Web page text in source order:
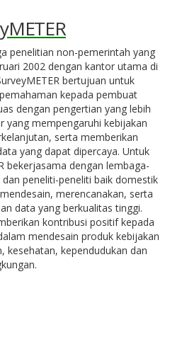
penelitian non-pemerintah yang
2002 dengan kantor utama di
bertujuan untuk
kepada pembuat
dengan pengertian yang lebih
mempengaruhi kebijakan
serta memberikan
yang dapat dipercaya. Untuk
bekerjasama dengan lembaga-
peneliti-peneliti baik domestik
merencanakan, serta
data yang berkualitas tinggi.
kontribusi positif kepada
mendesain produk kebijakan
kesehatan, kependudukan dan